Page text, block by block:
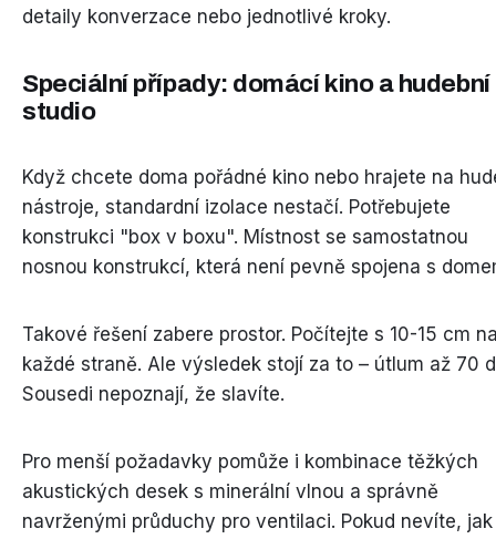
detaily konverzace nebo jednotlivé kroky.
Speciální případy: domácí kino a hudební
studio
Když chcete doma pořádné kino nebo hrajete na
nástroje, standardní izolace nestačí. Potřebujete
konstrukci "box v boxu". Místnost se samostatnou
nosnou konstrukcí, která není pevně spojena s
Takové řešení zabere prostor. Počítejte s 10-15 cm
každé straně. Ale výsledek stojí za to – útlum až 70
Sousedi nepoznají, že slavíte.
Pro menší požadavky pomůže i kombinace těžkých
akustických desek s minerální vlnou a správně
navrženými průduchy pro ventilaci. Pokud nevíte,